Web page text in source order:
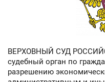
ВЕРХОВНЫЙ СУД
судебный орган по
разрешению